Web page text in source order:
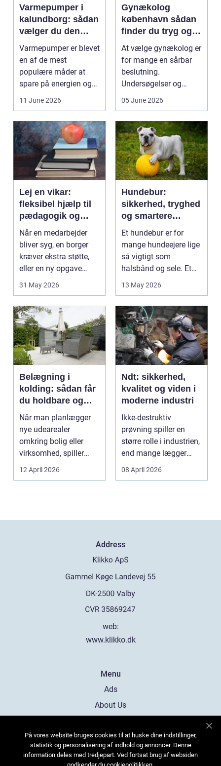
Varmepumper i
kalundborg: sådan
vælger du den
rigtige løsning
Varmepumper er blevet
en af de mest
populære måder at
spare på energien og
få et bedre indeklima
11 June 2026
Gynækolog
københavn sådan
finder du tryg og
professionel hjælp
At vælge gynækolog er
for mange en sårbar
beslutning.
Undersøgelser og
behandlinger foregår i
05 June 2026
Lej en vikar:
fleksibel hjælp til
pædagogik og
sundhed
Når en medarbejder
bliver syg, en borger
kræver ekstra støtte,
eller en ny opgave
opstår fra dag til...
31 May 2026
Hundebur:
sikkerhed, tryghed
og smartere
hverdag med hund
Et hundebur er for
mange hundeejere lige
så vigtigt som
halsbånd og sele. Et
godt bur gi...
13 May 2026
Belægning i
kolding: sådan får
du holdbare og
flotte udearealer
Når man planlægger
nye udearealer
omkring bolig eller
virksomhed, spiller
belægningen en helt
centra...
12 April 2026
Ndt: sikkerhed,
kvalitet og viden i
moderne industri
Ikke-destruktiv
prøvning spiller en
større rolle i industrien,
end mange lægger
mærke til i hverdage...
08 April 2026
Address
web:
www.klikko.dk
Menu
Ads
About Us
Contact
Sitemap
På vores website bruges cookies til at huske dine indstillinger,
statistik og personalisering af indhold og annoncer. Denne
information deles med tredjepart. Ved fortsat brug af websiden